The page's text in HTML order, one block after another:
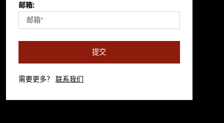
邮箱:
提交
需要更多？ 联系我们